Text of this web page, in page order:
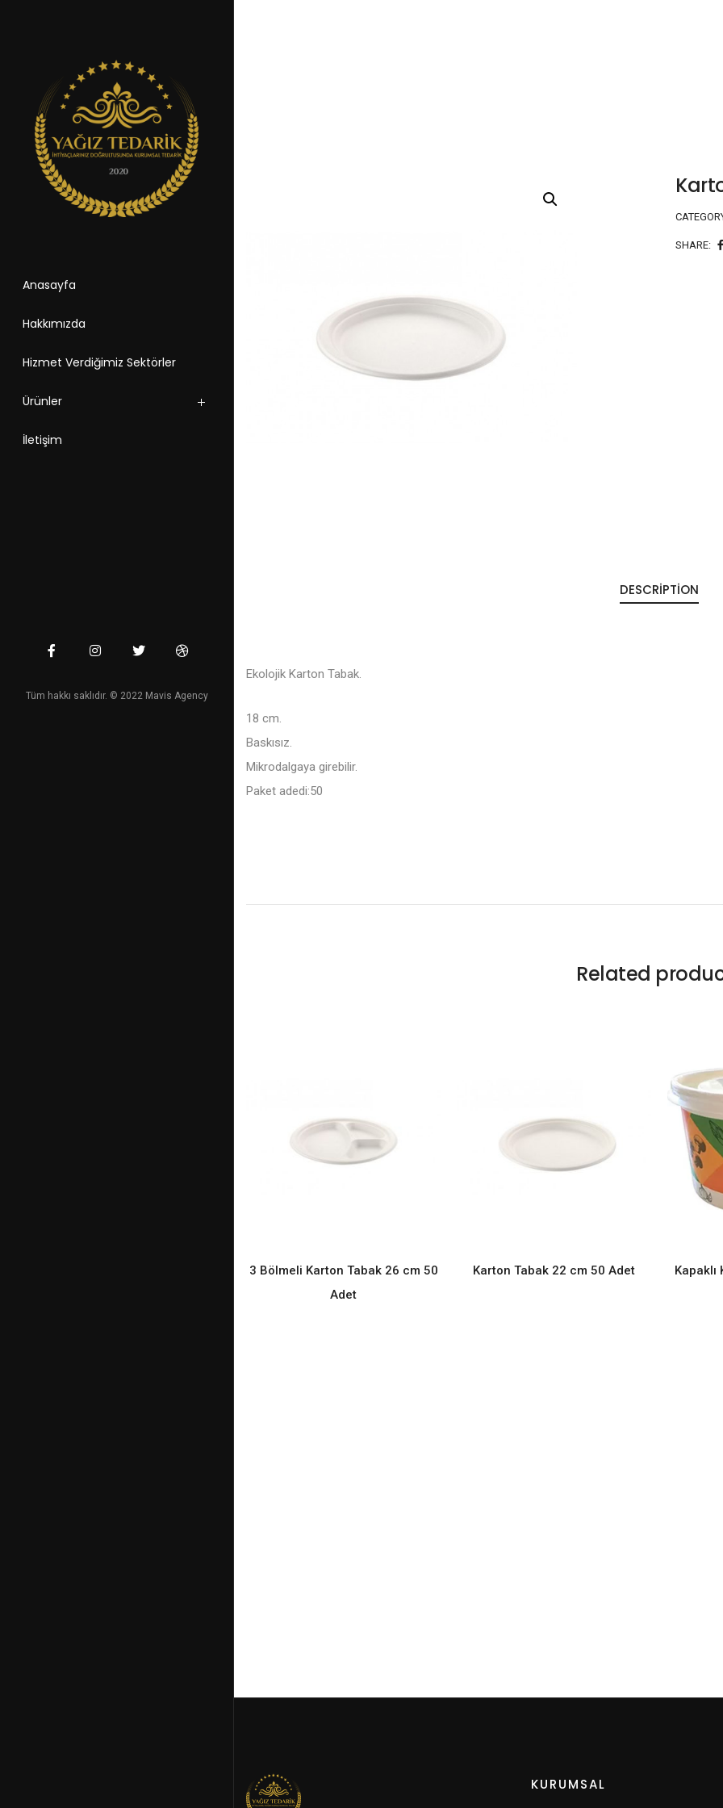
Anasayfa
Hakkımızda
Hizmet Verdiğimiz Sektörler
Ürünler
İletişim
Tüm hakkı saklıdır. © 2022 Mavis Agency
SHARE:
DESCRIPTION
Ekolojik Karton Tabak.
18 cm.
Baskısız.
Mikrodalgaya girebilir.
Paket adedi:50
Related
READ MORE
3 Bölmeli Karton Tabak 26 cm 50
Adet
READ MORE
Karton Tabak 22 cm 50 Adet
KURUMSAL